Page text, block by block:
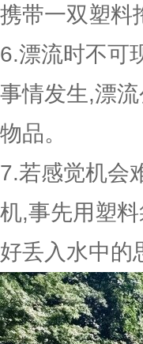
携带一双塑料
6.漂流时不可
事情发生,漂
物品。
7.若感觉机会
机,事先用塑
好丢入水中的